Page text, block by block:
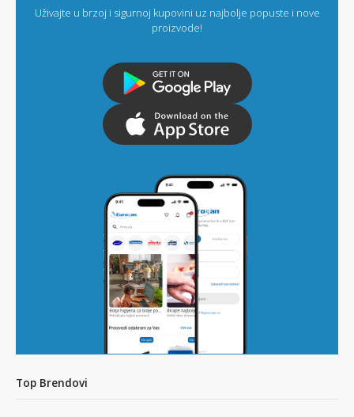
Uživajte u brzoj i sigurnoj kupovini uz najbolje popuste i nove
proizvode!
Top Brendovi